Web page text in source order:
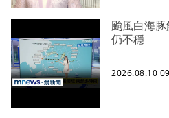
颱風白海
仍不穩
2026.08.10